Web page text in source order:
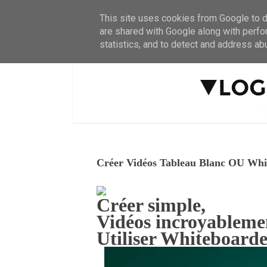
Créer Vidéos Tableau Blanc OU
Créer simple,
Vidéos
Utiliser
This site uses cookies from Google to
are shared with Google along with
statistics, and to detect and address